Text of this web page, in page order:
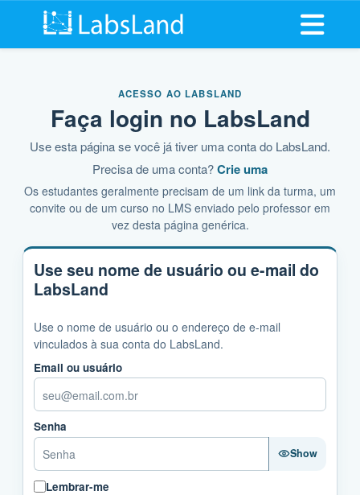
Abrir
ACESSO AO LABSLAND
Faça login no LabsLand
Use esta página se você já tiver uma conta do LabsLand.
Precisa de uma conta?Crie uma
Os estudantes geralmente precisam de um link da turma, um
convite ou de um curso no LMS enviado pelo professor em
vez desta página genérica.
Use seu nome de usuário ou e-mail do
LabsLand
Use o nome de usuário ou o endereço de e-mail
vinculados à sua conta do LabsLand.
Email ou usuário
Senha
Show
Lembrar-me